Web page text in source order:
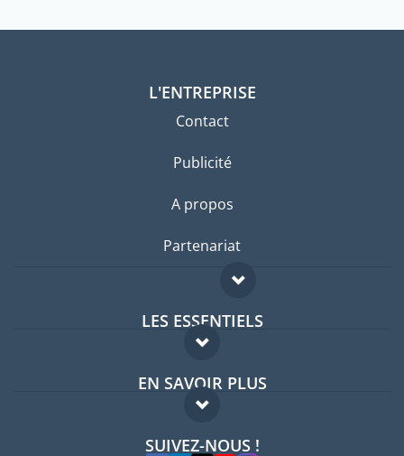
L'ENTREPRISE
Contact
Publicité
A propos
Partenariat
LES ESSENTIELS
Forum expatriés
Guides pays
EN SAVOIR PLUS
FAQ
SUIVEZ-NOUS !